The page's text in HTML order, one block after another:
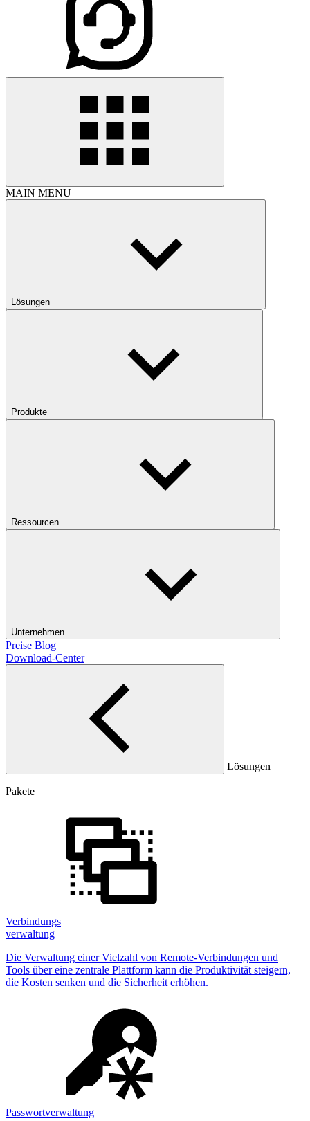
MAIN MENU
Lösungen
Produkte
Ressourcen
Unternehmen
Preise Blog
Download-Center
Lösungen
Pakete
Verbindungs
verwaltung
Die Verwaltung einer Vielzahl von Remote-Verbindungen und
Tools über eine zentrale Plattform kann die Produktivität steigern,
die Kosten senken und die Sicherheit erhöhen.
Passwortverwaltung